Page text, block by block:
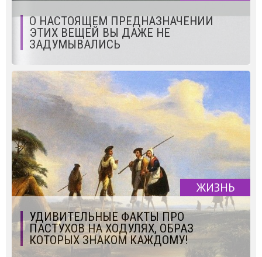
О НАСТОЯЩЕМ ПРЕДНАЗНАЧЕНИИ
ЭТИХ ВЕЩЕЙ ВЫ ДАЖЕ НЕ
ЗАДУМЫВАЛИСЬ
ЖИЗНЬ
УДИВИТЕЛЬНЫЕ ФАКТЫ ПРО
ПАСТУХОВ НА ХОДУЛЯХ, ОБРАЗ
КОТОРЫХ ЗНАКОМ КАЖДОМУ!